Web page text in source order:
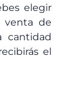
elegir
venta de
cantidad
el